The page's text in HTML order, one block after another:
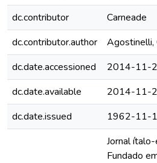
dc.contributor
Carneade
dc.contributor.author
Agostinelli,
dc.date.accessioned
2014-11-
dc.date.available
2014-11-
dc.date.issued
1962-11-
Jornal
Fundado